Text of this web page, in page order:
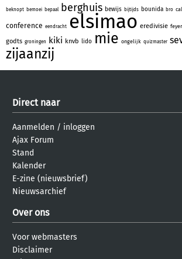
beknopt bemoei bepaal berghuis bewijs bijtijds bounida bro
conference eendracht elsimao eredivisie
godts groningen kiki knvb lido mie ongelijk quizmaster
zijaanzij
Direct naar
Aanmelden / inloggen
Ajax Forum
Stand
Kalender
E-zine (nieuwsbrief)
Nieuwsarchief
Over ons
Voor webmasters
Disclaimer